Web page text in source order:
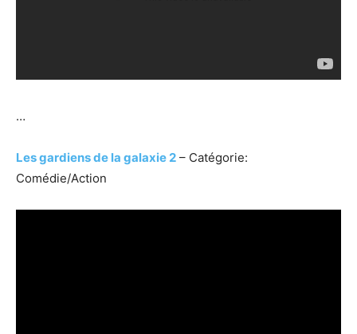
…
Les gardiens de la galaxie 2 – Catégorie:
Comédie/Action